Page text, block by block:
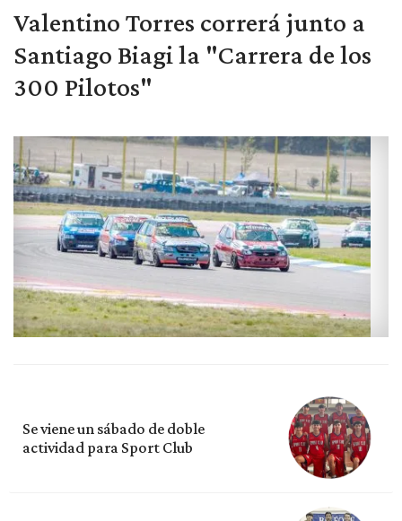
Valentino Torres correrá junto a
Santiago Biagi la "Carrera de los
300 Pilotos"
Se viene un sábado de doble
actividad para Sport Club